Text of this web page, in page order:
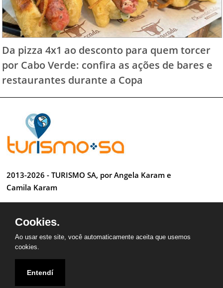
Da pizza 4x1 ao desconto para quem torcer
por Cabo Verde: confira as ações de bares e
restaurantes durante a Copa
2013-2026 - TURISMO SA, por Angela Karam e
Camila Karam
Desenvolvido por Anderson Luiz
Cookies.
Ao usar este site, você automaticamente aceita que usemos
cookies.
Entendí